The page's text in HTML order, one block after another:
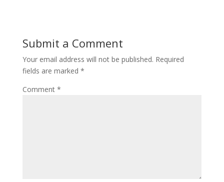
Submit a Comment
Your email address will not be published. Required
fields are marked *
Comment *